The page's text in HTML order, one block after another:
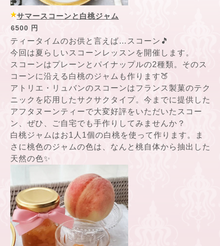
サマースコーンと白桃ジャム
6500 円
ティータイムのお供と言えば…スコーン🎵
今回は夏らしいスコーンレッスンを開催します。
スコーンはプレーンとパイナップルの2種類。そのス
コーンに沿える白桃のジャムも作ります🍑
アトリエ・リュバンのスコーンはフランス製菓のテク
ニックを応用したサクサクタイプ。今までに提供した
アフタヌーンティーで大変好評をいただいたスコー
ン、ぜひ、ご自宅でも手作りしてみませんか？
白桃ジャムはお1人1個の白桃を使って作ります。ま
さに桃色のジャムの色は、なんと桃自体から抽出した
天然の色✨